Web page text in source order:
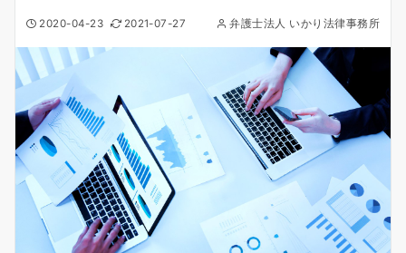
2020-04-23 2021-07-27 弁護士法人 いかり法律事務所